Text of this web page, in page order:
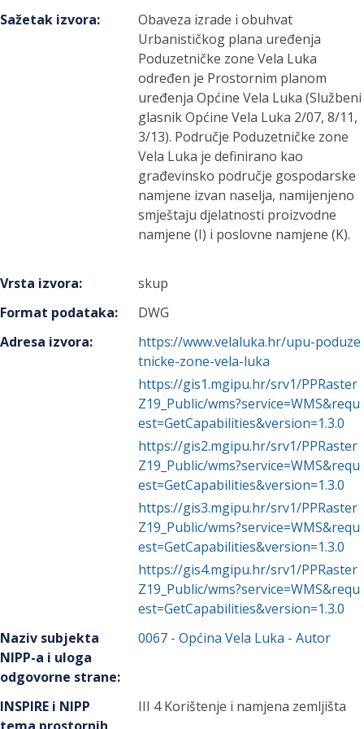
Sažetak izvora:
Obaveza izrade i obuhvat
Urbanističkog plana uređenja
Poduzetničke zone Vela Luka
određen je Prostornim planom
uređenja Općine Vela Luka (Službeni
glasnik Općine Vela Luka 2/07, 8/11,
3/13). Područje Poduzetničke zone
Vela Luka je definirano kao
građevinsko područje gospodarske
namjene izvan naselja, namijenjeno
smještaju djelatnosti proizvodne
namjene (I) i poslovne namjene (K).
Vrsta izvora:
skup
Format podataka:
DWG
Adresa izvora:
https://www.velaluka.hr/upu-poduze
tnicke-zone-vela-luka
https://gis1.mgipu.hr/srv1/PPRaster
Z19_Public/wms?service=WMS&requ
est=GetCapabilities&version=1.3.0
https://gis2.mgipu.hr/srv1/PPRaster
Z19_Public/wms?service=WMS&requ
est=GetCapabilities&version=1.3.0
https://gis3.mgipu.hr/srv1/PPRaster
Z19_Public/wms?service=WMS&requ
est=GetCapabilities&version=1.3.0
https://gis4.mgipu.hr/srv1/PPRaster
Z19_Public/wms?service=WMS&requ
est=GetCapabilities&version=1.3.0
Naziv subjekta
NIPP-a i uloga
odgovorne strane:
0067 -Općina Vela Luka - Autor
INSPIRE i NIPP
III 4 Korištenje i namjena zemljišta